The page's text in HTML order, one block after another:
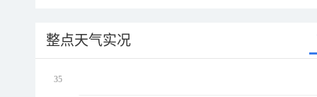
整点天气实况
35